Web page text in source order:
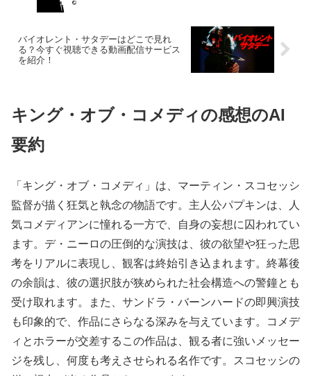
バイオレント・サタデーはどこで見れ
る？今すぐ視聴できる動画配信サービス
を紹介！
キング・オブ・コメディの感想のAI
要約
「キング・オブ・コメディ」は、マーティン・スコセッシ
監督が描く狂気と執念の物語です。主人公パプキンは、人
気コメディアンに憧れる一方で、自身の妄想に囚われてい
ます。デ・ニーロの圧倒的な演技は、彼の欲望や狂った思
考をリアルに表現し、観客は終始引き込まれます。終幕後
の余韻は、彼の選択肢が狭められた社会構造への警鐘とも
受け取れます。また、サンドラ・バーンハードの即興演技
も印象的で、作品にさらなる深みを与えています。コメデ
ィとホラーが交差するこの作品は、観る者に強いメッセー
ジを残し、何度も考えさせられる名作です。スコセッシの